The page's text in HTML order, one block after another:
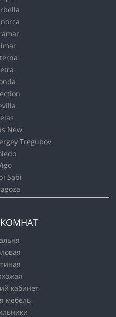
New
Tregubov
Sabi
кабинет
мебель